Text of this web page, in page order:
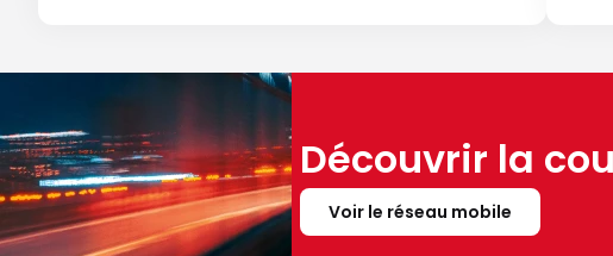
Découvrir la
Voir le réseau mobile